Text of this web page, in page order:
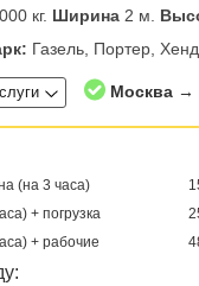
кг. Ширина 2 м.
Газель, Портер,
Москва →
(на 3 часа)
+ погрузка
+ рабочие